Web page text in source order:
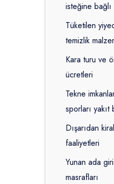
isteğine
Tüketilen
temizlik
Kara turu ve
ücretleri
Tekne
sporları yakıt
Dışarıdan
faaliyetleri
Yunan ada
masrafları